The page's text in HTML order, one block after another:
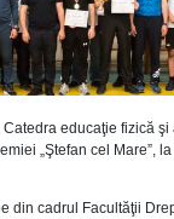
educaţie fizică şi
„Ştefan cel Mare”,
din cadrul Facultăţii